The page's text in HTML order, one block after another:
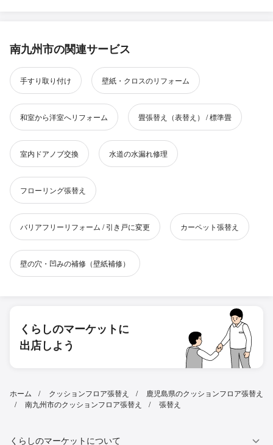
南九州市の関連サービス
手すり取り付け 壁紙・クロスのリフォーム
和室から洋室へリフォーム 畳張替え（表替え） / 標準畳
室内ドアノブ交換 水道の水漏れ修理
フローリング張替え
バリアフリーリフォーム / 引き戸に変更 カーペット張替え
壁の穴・凹みの補修（壁紙補修）
くらしのマーケットに
出店しよう
ホーム クッションフロア張替え
鹿児島県のクッションフロア張替え
南九州市のクッションフロア張替え
張替え
くらしのマーケットについて